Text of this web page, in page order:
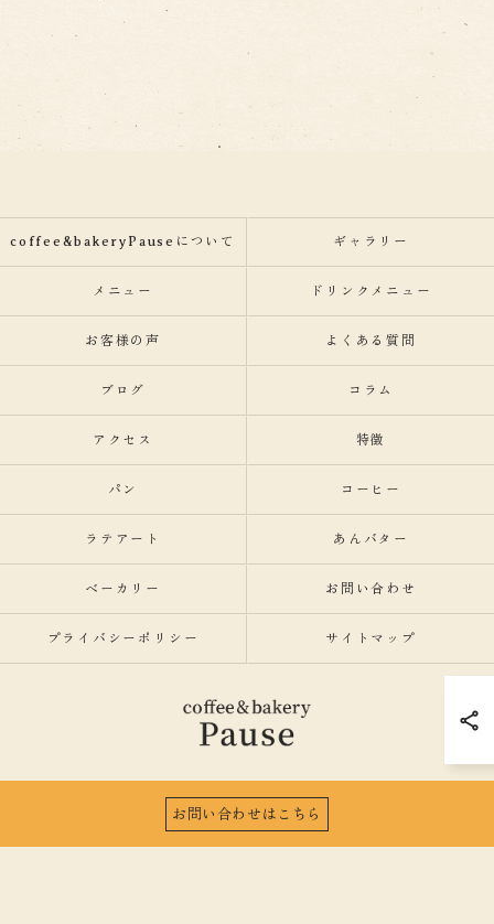
お問い合わせはこちら
coffee&bakeryPauseについて ギャラリー
メニュー ドリンクメニュー
お客様の声 よくある質問
ブログ コラム
アクセス 特徴
パン コーヒー
ラテアート あんバター
ベーカリー お問い合わせ
プライバシーポリシー サイトマップ
© 2026 愛知県名古屋市のカフェならcoffee&bakeryPause ALL RIGHTS RESERVED.